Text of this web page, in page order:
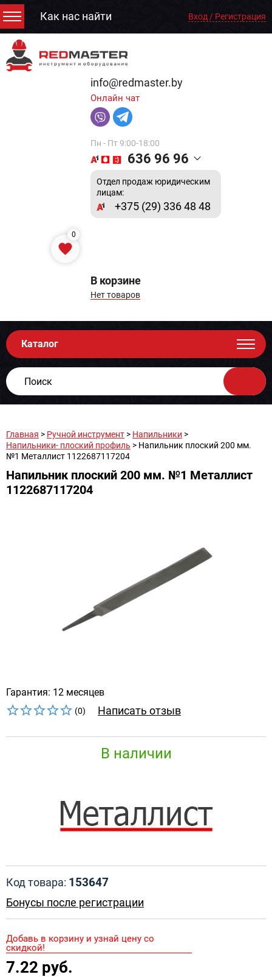
Как нас найти Вход / Регистрация
info@redmaster.by
Онлайн чат
Пн - Пт 9:00-18:00
636 96 96
Отдел продаж юридическим
лицам:
+375 (29) 336 48 48
0
В корзине
Нет товаров
Каталог
Главная > Ручной инструмент > Напильники >
Напильники- плоский профиль > Напильник плоский 200 мм.
№1 Металлист 1122687117204
Напильник плоский 200 мм. №1 Металлист
1122687117204
Гарантия: 12 месяцев
(0) Написать отзыв
В наличии
Код товара: 153647
Бонусы после регистрации
Добавь в корзину и узнай цену со
скидкой!
7.22 руб.